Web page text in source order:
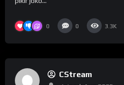
0 0 3.3K
CStream